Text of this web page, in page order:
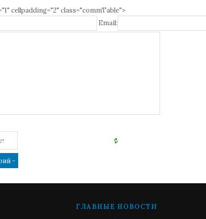
cellpadding="2" class="commTable">
Email:
ГЛАВНЫЕ НОВОСТИ